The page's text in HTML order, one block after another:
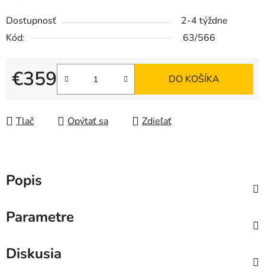
Dostupnosť
2-4 týždne
Kód:
63/566
€359
Jednotková cena:
DO KOŠÍKA
Tlač Opýtať sa Zdieľať
Popis
Parametre
Diskusia